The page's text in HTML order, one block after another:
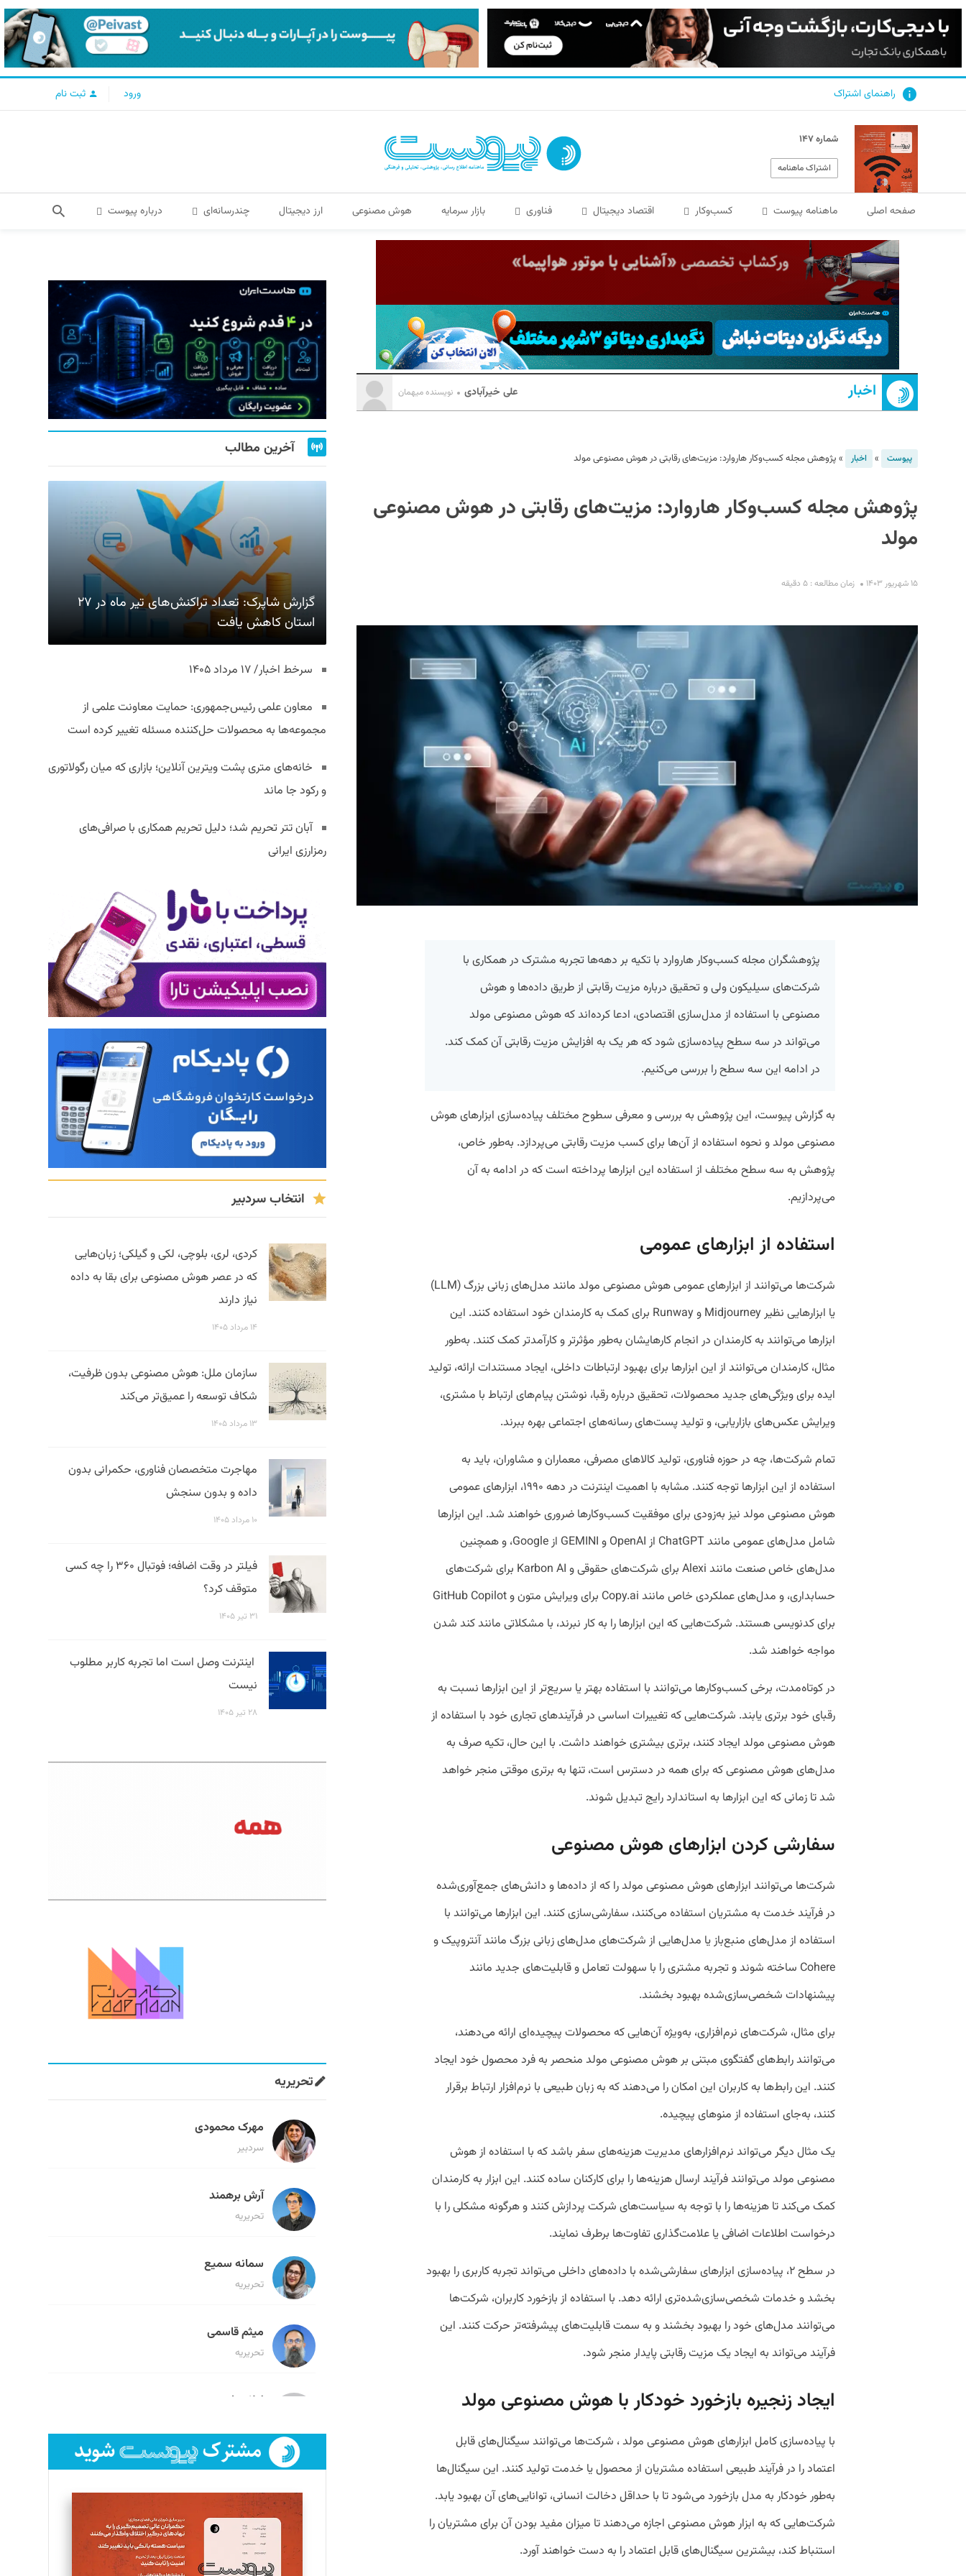
راهنمای اشتراک ورود ثبت نام
شماره ۱۴۷
اشتراک ماهنامه
صفحه اصلی ماهنامه پیوست کسب‌و‌کار اقتصاد دیجیتال فناوری بازار سرمایه هوش مصنوعی ارز دیجیتال چندرسانه‌ای درباره پیوست
اخبار علی خیرآبادی نویسنده میهمان
پیوست » اخبار » پژوهش مجله کسب‌وکار هاروارد: مزیت‌های رقابتی‌ در هوش مصنوعی مولد
پژوهش مجله کسب‌وکار هاروارد: مزیت‌های رقابتی‌ در هوش مصنوعی
مولد
۱۵ شهریور ۱۴۰۳ زمان مطالعه : ۵ دقیقه
پژوهشگران مجله کسب‌وکار هاروارد با تکیه بر دهه‌ها تجربه مشترک در همکاری با
شرکت‌های سیلیکون ولی و تحقیق درباره مزیت رقابتی از طریق داده‌ها و هوش
مصنوعی با استفاده از مدل‌سازی اقتصادی، ادعا کرده‌اند که هوش مصنوعی مولد
می‌تواند در سه سطح پیاده‌سازی شود که هر یک به افزایش مزیت رقابتی آن کمک کند.
در ادامه این سه سطح را بررسی می‌کنیم.
به گزارش پیوست، این پژوهش به بررسی و معرفی سطوح مختلف پیاده‌سازی ابزارهای هوش
مصنوعی مولد و نحوه استفاده از آن‌ها برای کسب مزیت رقابتی می‌پردازد. به‌طور خاص،
پژوهش به سه سطح مختلف از استفاده این ابزارها پرداخته است که در ادامه به آن
می‌پردازیم.
استفاده از ابزارهای عمومی
شرکت‌ها می‌توانند از ابزارهای عمومی هوش مصنوعی مولد مانند مدل‌های زبانی بزرگ (LLM)
یا ابزارهایی نظیر Midjourney و Runway برای کمک به کارمندان خود استفاده کنند. این
ابزارها می‌توانند به کارمندان در انجام کارهایشان به‌طور مؤثرتر و کارآمدتر کمک کنند. به‌طور
مثال، کارمندان می‌توانند از این ابزارها برای بهبود ارتباطات داخلی، ایجاد مستندات ارائه، تولید
ایده برای ویژگی‌های جدید محصولات، تحقیق درباره رقبا، نوشتن پیام‌های ارتباط با مشتری،
ویرایش عکس‌های بازاریابی، و تولید پست‌های رسانه‌های اجتماعی بهره ببرند.
تمام شرکت‌ها، چه در حوزه فناوری، تولید کالاهای مصرفی، معماران و مشاوران، باید به
استفاده از این ابزارها توجه کنند. مشابه با اهمیت اینترنت در دهه ۱۹۹۰، ابزارهای عمومی
هوش مصنوعی مولد نیز به‌زودی برای موفقیت کسب‌وکارها ضروری خواهند شد. این ابزارها
شامل مدل‌های عمومی مانند ChatGPT از OpenAI و GEMINI از Google، و همچنین
مدل‌های خاص صنعت مانند Alexi برای شرکت‌های حقوقی و Karbon AI برای شرکت‌های
حسابداری، و مدل‌های عملکردی خاص مانند Copy.ai برای ویرایش متون و GitHub Copilot
برای کدنویسی هستند. شرکت‌هایی که این ابزارها را به کار نبرند، با مشکلاتی مانند کند شدن
مواجه خواهند شد.
در کوتاه‌مدت، برخی کسب‌وکارها می‌توانند با استفاده بهتر یا سریع‌تر از این ابزارها نسبت به
رقبای خود برتری یابند. شرکت‌هایی که تغییرات اساسی در فرآیندهای تجاری خود با استفاده از
هوش مصنوعی مولد ایجاد کنند، برتری بیشتری خواهند داشت. با این حال، تکیه صرف به
مدل‌های هوش مصنوعی که برای همه در دسترس است، تنها به برتری موقتی منجر خواهد
شد تا زمانی که این ابزارها به استاندارد رایج تبدیل شوند.
سفارشی کردن ابزارهای هوش مصنوعی
شرکت‌ها می‌توانند ابزارهای هوش مصنوعی مولد را که از داده‌ها و دانش‌های جمع‌آوری‌شده
در فرآیند خدمت به مشتریان استفاده می‌کنند، سفارشی‌سازی کنند. این ابزارها می‌توانند با
استفاده از مدل‌های منبع‌باز یا مدل‌هایی از شرکت‌های مدل‌های زبانی بزرگ مانند آنتروپیک و
Cohere ساخته شوند و تجربه مشتری را با سهولت تعامل و قابلیت‌های جدید مانند
پیشنهادات شخصی‌سازی‌شده بهبود بخشند.
برای مثال، شرکت‌های نرم‌افزاری، به‌ویژه آن‌هایی که محصولات پیچیده‌ای ارائه می‌دهند،
می‌توانند رابط‌های گفتگوی مبتنی بر هوش مصنوعی مولد منحصر به فرد محصول خود ایجاد
کنند. این رابط‌ها به کاربران این امکان را می‌دهند که به زبان طبیعی با نرم‌افزار ارتباط برقرار
کنند، به‌جای استفاده از منوهای پیچیده.
یک مثال دیگر می‌تواند نرم‌افزارهای مدیریت هزینه‌های سفر باشد که با استفاده از هوش
مصنوعی مولد می‌توانند فرآیند ارسال هزینه‌ها را برای کارکنان ساده کنند. این ابزار به کارمندان
کمک می‌کند تا هزینه‌ها را با توجه به سیاست‌های شرکت پردازش کنند و هرگونه مشکلی را با
درخواست اطلاعات اضافی یا علامت‌گذاری تفاوت‌ها برطرف نمایند.
در سطح ۲، پیاده‌سازی ابزارهای سفارشی‌شده با داده‌های داخلی می‌تواند تجربه کاربری را بهبود
بخشد و خدمات شخصی‌سازی‌شده‌تری ارائه دهد. با استفاده از بازخورد کاربران، شرکت‌ها
می‌توانند مدل‌های خود را بهبود بخشند و به سمت قابلیت‌های پیشرفته‌تر حرکت کنند. این
فرآیند می‌تواند به ایجاد یک مزیت رقابتی پایدار منجر شود.
ایجاد زنجیره بازخورد خودکار با هوش مصنوعی مولد
با پیاده‌سازی کامل ابزارهای هوش مصنوعی مولد ، شرکت‌ها می‌توانند سیگنال‌های قابل
اعتماد را در فرآیند طبیعی استفاده مشتریان از محصول یا خدمت تولید کنند. این سیگنال‌ها
به‌طور خودکار به مدل بازخورد می‌شود تا با حداقل دخالت انسانی، توانایی‌های آن بهبود یابد.
شرکت‌هایی که به ابزار هوش مصنوعی اجازه می‌دهند تا میزان مفید بودن آن برای مشتریان را
استنباط کند، بیشترین سیگنال‌های قابل اعتماد را به دست خواهند آورد.
آخرین مطالب
گزارش شاپرک: تعداد تراکنش‌های تیر ماه در ۲۷
استان‌ کاهش یافت
سرخط اخبار/ ۱۷ مرداد ۱۴۰۵
معاون علمی رئیس‌جمهوری: حمایت معاونت علمی از
مجموعه‌ها به محصولات حل‌کننده مسئله تغییر کرده است
خانه‌های متری پشت ویترین آنلاین؛ بازاری که میان رگولاتوری
و رکود جا ماند
آبان تتر تحریم شد؛ دلیل تحریم همکاری با صرافی‌های
رمزارزی ایرانی
انتخاب سردبیر
کردی، لری، بلوچی، لکی و گیلکی؛ زبان‌هایی
که در عصر هوش مصنوعی برای بقا به داده
نیاز دارند
۱۴ مرداد ۱۴۰۵
سازمان ملل: هوش مصنوعی بدون ظرفیت،
شکاف توسعه را عمیق‌تر می‌کند
۱۳ مرداد ۱۴۰۵
مهاجرت متخصصان فناوری، حکمرانی بدون
داده و بدون سنجش
۱۰ مرداد ۱۴۰۵
فیلتر در وقت اضافه؛ فوتبال ۳۶۰ را چه کسی
متوقف کرد؟
۳۱ تیر ۱۴۰۵
اینترنت وصل است اما تجربه کاربر مطلوب
نیست
۲۸ تیر ۱۴۰۵
تحریریه
مهرک محمودی
سردبیر
آرش برهمند
تحریریه
سمانه سمیع
تحریریه
میثم قاسمی
تحریریه
لیلا حنارود
فائزه فتحی رستمی
تحریریه
سروش کرمیان
تحریریه